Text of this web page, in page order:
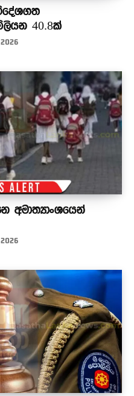
40.8ක්
අමාත්‍යාංශයෙන්